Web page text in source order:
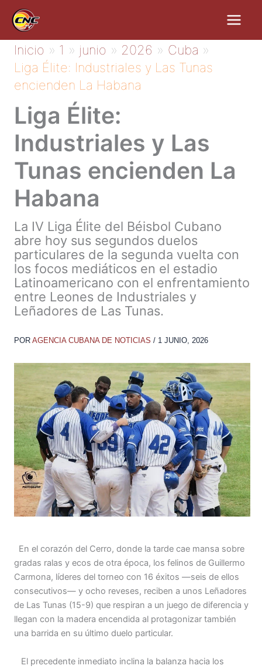
contenido
Inicio 1 junio 2026
Cuba
Liga Élite: Industriales y Las Tunas
encienden La Habana
Liga Élite:
Industriales y Las
Tunas encienden La
Habana
La IV Liga Élite del Béisbol Cubano
abre hoy sus segundos duelos
particulares de la segunda vuelta con
los focos mediáticos en el estadio
Latinoamericano con el enfrentamiento
entre Leones de Industriales y
Leñadores de Las Tunas.
POR AGENCIA CUBANA DE NOTICIAS / 1 JUNIO, 2026
En el corazón del Cerro, donde la tarde cae mansa sobre
gradas ralas y ecos de otra época, los felinos de Guillermo
Carmona, líderes del torneo con 16 éxitos —seis de ellos
consecutivos— y ocho reveses, reciben a unos Leñadores
de Las Tunas (15-9) que respiran a un juego de diferencia y
llegan con la madera encendida al protagonizar también
una barrida en su último duelo particular.
El precedente inmediato inclina la balanza hacia los